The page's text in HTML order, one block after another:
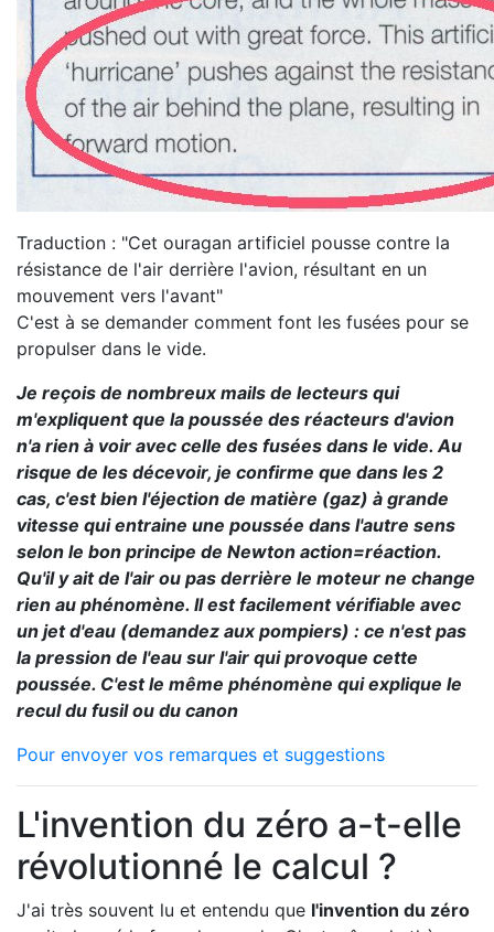
Traduction : "Cet ouragan artificiel pousse contre la
résistance de l'air derrière l'avion, résultant en un
mouvement vers l'avant"
C'est à se demander comment font les fusées pour se
propulser dans le vide.
Je reçois de nombreux mails de lecteurs qui
m'expliquent que la poussée des réacteurs d'avion
n'a rien à voir avec celle des fusées dans le vide. Au
risque de les décevoir, je confirme que dans les 2
cas, c'est bien l'éjection de matière (gaz) à grande
vitesse qui entraine une poussée dans l'autre sens
selon le bon principe de Newton action=réaction.
Qu'il y ait de l'air ou pas derrière le moteur ne change
rien au phénomène. Il est facilement vérifiable avec
un jet d'eau (demandez aux pompiers) : ce n'est pas
la pression de l'eau sur l'air qui provoque cette
poussée. C'est le même phénomène qui explique le
recul du fusil ou du canon
Pour envoyer vos remarques et suggestions
L'invention du zéro a-t-elle
révolutionné le calcul ?
J'ai très souvent lu et entendu que l'invention du zéro